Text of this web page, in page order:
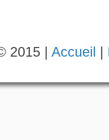
2015 | Accueil